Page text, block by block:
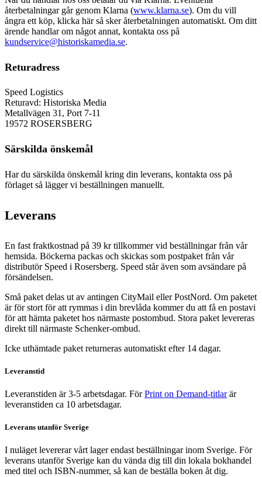
återbetalningar går genom Klarna (www.klarna.se). Om du vill
ångra ett köp, klicka här så sker återbetalningen automatiskt. Om ditt
ärende handlar om något annat, kontakta oss på
kundservice@historiskamedia.se.
Returadress
Speed Logistics
Returavd: Historiska Media
Metallvägen 31, Port 7-11
19572 ROSERSBERG
Särskilda önskemål
Har du särskilda önskemål kring din leverans, kontakta oss på
förlaget så lägger vi beställningen manuellt.
Leverans
En fast fraktkostnad på 39 kr tillkommer vid beställningar från vår
hemsida. Böckerna packas och skickas som postpaket från vår
distributör Speed i Rosersberg. Speed står även som avsändare på
försändelsen.
Små paket delas ut av antingen CityMail eller PostNord. Om paketet
är för stort för att rymmas i din brevlåda kommer du att få en postavi
för att hämta paketet hos närmaste postombud. Stora paket levereras
direkt till närmaste Schenker-ombud.
Icke uthämtade paket returneras automatiskt efter 14 dagar.
Leveranstid
Leveranstiden är 3-5 arbetsdagar. FörPrint on Demand-titlarär
leveranstiden ca 10 arbetsdagar.
Leverans utanför Sverige
I nuläget levererar vårt lager endast beställningar inom Sverige. För
leverans utanför Sverige kan du vända dig till din lokala bokhandel
med titel och ISBN-nummer, så kan de beställa boken åt dig.